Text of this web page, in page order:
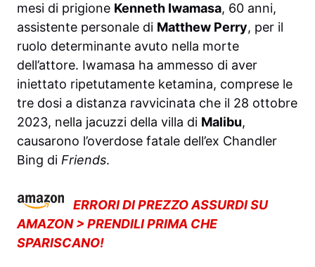
mesi di prigione Kenneth Iwamasa, 60 anni,
assistente personale di Matthew Perry, per il
ruolo determinante avuto nella morte
dell’attore. Iwamasa ha ammesso di aver
iniettato ripetutamente ketamina, comprese le
tre dosi a distanza ravvicinata che il 28 ottobre
2023, nella jacuzzi della villa di Malibu,
causarono l’overdose fatale dell’ex Chandler
Bing di Friends.
ERRORI DI PREZZO ASSURDI SU
AMAZON > PRENDILI PRIMA CHE
SPARISCANO!